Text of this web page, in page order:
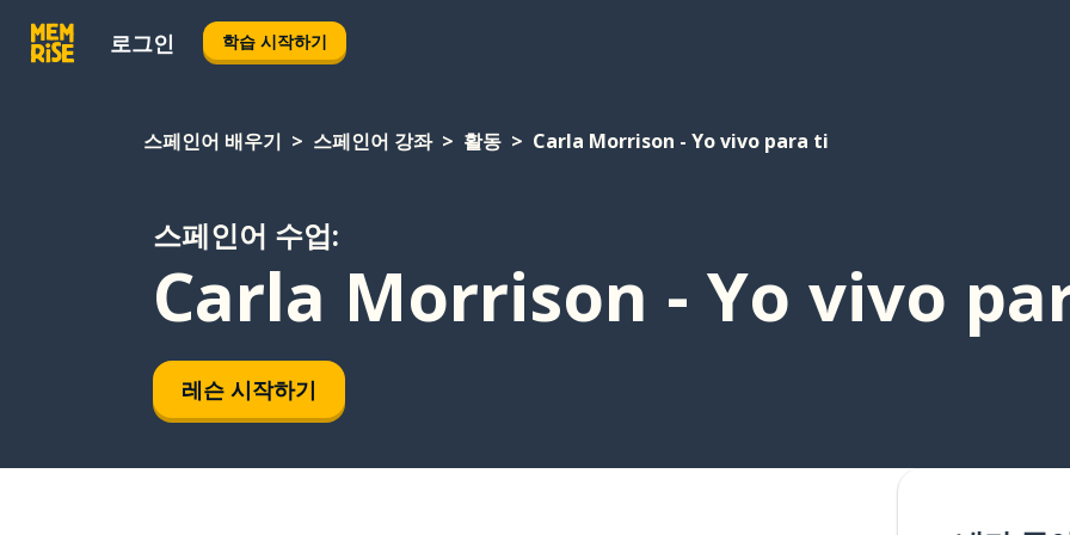
로그인 학습 시작하기
스페인어 배우기 스페인어 강좌 활동 Carla Morrison - Yo vivo para ti
스페인어 수업:
Carla Morrison - Yo vivo
레슨 시작하기